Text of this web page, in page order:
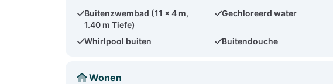
Buitenzwembad (11 x 4 m,
1.40 m Tiefe)
Gechloreerd water
Whirlpool buiten Buitendouche
Wonen